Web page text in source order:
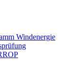
Windenergie